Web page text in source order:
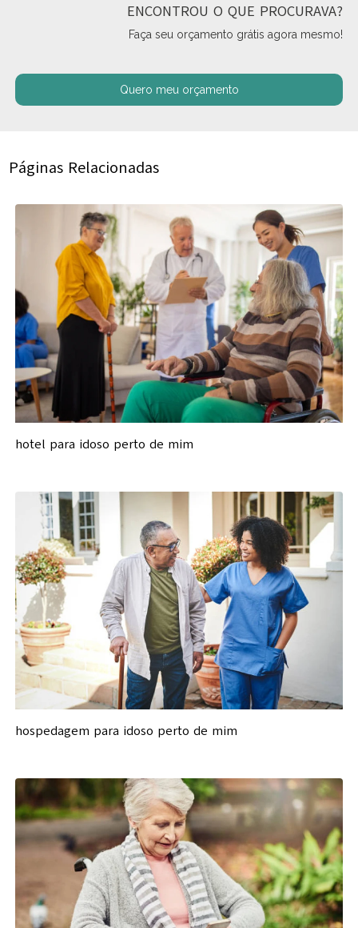
ENCONTROU O QUE PROCURAVA?
Faça seu orçamento grátis agora mesmo!
Quero meu orçamento
Páginas Relacionadas
hotel para idoso perto de mim
hospedagem para idoso perto de mim